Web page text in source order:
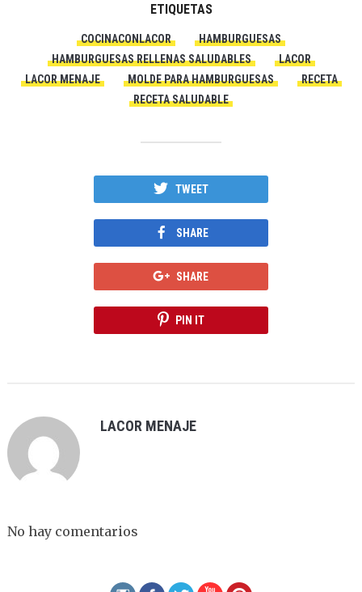
ETIQUETAS
COCINACONLACOR
HAMBURGUESAS
HAMBURGUESAS RELLENAS SALUDABLES
LACOR
LACOR MENAJE
MOLDE PARA HAMBURGUESAS
RECETA
RECETA SALUDABLE
TWEET
SHARE
SHARE
PIN IT
LACOR MENAJE
No hay comentarios